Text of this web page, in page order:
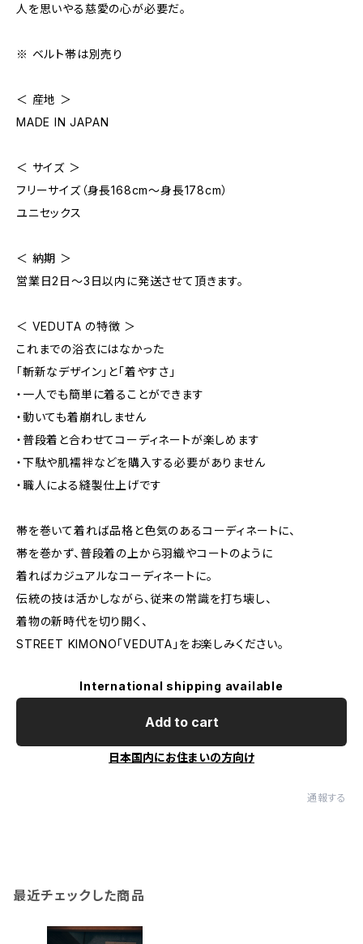
人を思いやる慈愛の心が必要だ。
※ ベルト帯は別売り
＜ 産地 ＞
MADE IN JAPAN
＜ サイズ ＞
フリーサイズ（身長168cm〜身長178cm）
ユニセックス
＜ 納期 ＞
営業日2日〜3日以内に発送させて頂きます。
＜ VEDUTA の特徴 ＞
これまでの浴衣にはなかった
「斬新なデザイン」と「着やすさ」
・一人でも簡単に着ることができます
・動いても着崩れしません
・普段着と合わせてコーディネートが楽しめます
・下駄や肌襦袢などを購入する必要がありません
・職人による縫製仕上げです
帯を巻いて着れば品格と色気のあるコーディネートに、
帯を巻かず、普段着の上から羽織やコートのように
着ればカジュアルなコーディネートに。
伝統の技は活かしながら、従来の常識を打ち壊し、
着物の新時代を切り開く、
STREET KIMONO「VEDUTA」をお楽しみください。
International shipping available
Add to cart
日本国内にお住まいの方向け
通報する
最近チェックした商品